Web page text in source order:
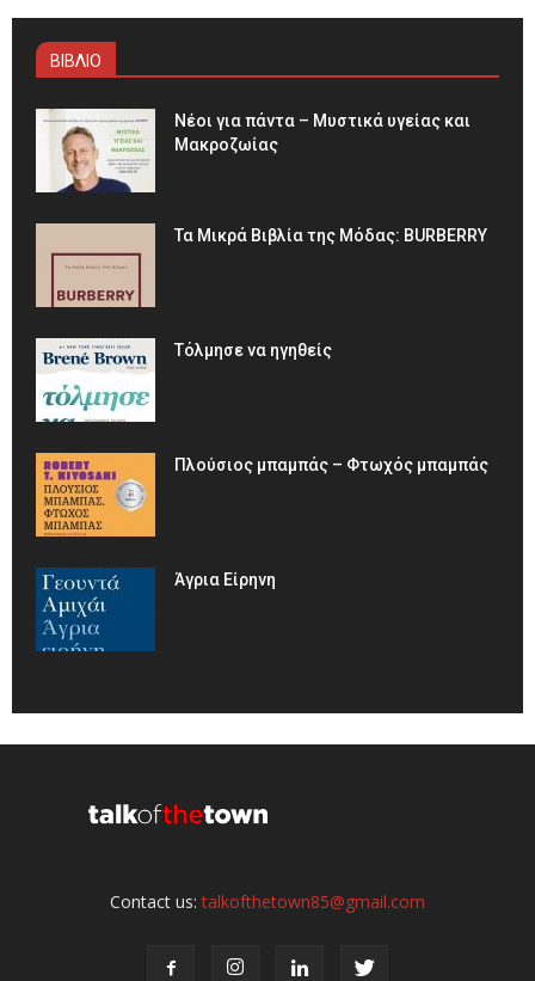
ΒΙΒΛΙΟ
Νέοι για πάντα – Μυστικά υγείας και
Μακροζωίας
Τα Μικρά Βιβλία της Μόδας: BURBERRY
Τόλμησε να ηγηθείς
Πλούσιος μπαμπάς – Φτωχός μπαμπάς
Άγρια Είρηνη
Contact us:talkofthetown85@gmail.com